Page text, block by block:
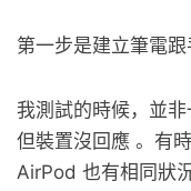
第一步是建立筆電
我測試的時候，並非
但裝置沒回應 。有
AirPod 也有相同狀